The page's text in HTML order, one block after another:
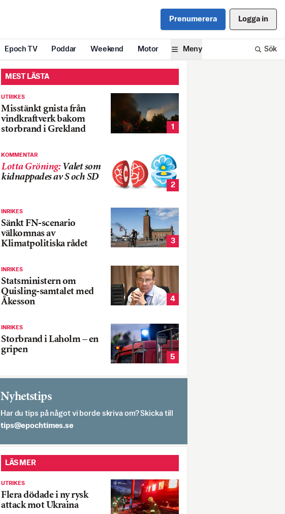
Prenumerera Logga in
Epoch TV Poddar Weekend Motor Meny Sök
MEST LÄSTA
UTRIKES
Misstänkt gnista från
vindkraftverk bakom
storbrand i Grekland
1
KOMMENTAR
Lotta Gröning: Valet som
kidnappades av S och SD
2
INRIKES
Sänkt FN-scenario
välkomnas av
Klimatpolitiska rådet
3
INRIKES
Statsministern om
Quisling-samtalet med
Åkesson
4
INRIKES
Storbrand i Laholm – en
gripen
5
Nyhetstips
Har du tips på något vi borde skriva om? Skicka till
es.semithcope@spit
LÄS MER
UTRIKES
Flera dödade i ny rysk
attack mot Ukraina